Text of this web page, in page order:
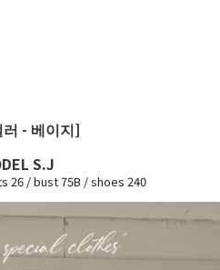
- 베이지]
S.J
26 / bust 75B / shoes 240